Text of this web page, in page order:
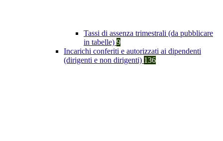
Tassi di assenza trimestrali (da pubblicare
in tabelle) 9
Incarichi conferiti e autorizzati ai dipendenti
(dirigenti e non dirigenti) 136